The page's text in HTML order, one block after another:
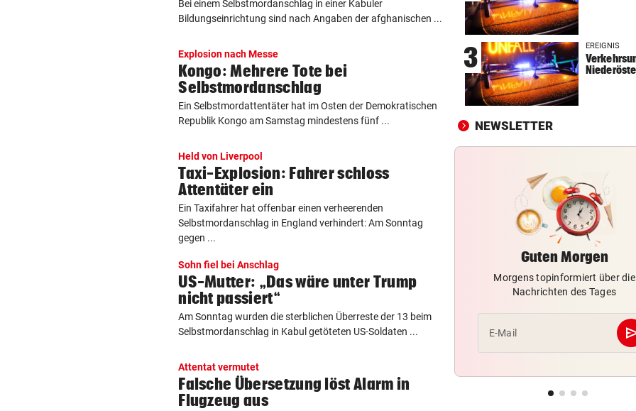
Bei einem Selbstmordanschlag in einer Kabuler
Bildungseinrichtung sind nach Angaben der afghanischen ...
Explosion nach Messe
Kongo: Mehrere Tote bei
Selbstmordanschlag
Ein Selbstmordattentäter hat im Osten der Demokratischen
Republik Kongo am Samstag mindestens fünf ...
Held von Liverpool
Taxi-Explosion: Fahrer schloss
Attentäter ein
Ein Taxifahrer hat offenbar einen verheerenden
Selbstmordanschlag in England verhindert: Am Sonntag
gegen ...
Sohn fiel bei Anschlag
US-Mutter: „Das wäre unter Trump
nicht passiert“
Am Sonntag wurden die sterblichen Überreste der 13 beim
Selbstmordanschlag in Kabul getöteten US-Soldaten ...
Attentat vermutet
Falsche Übersetzung löst Alarm in
Flugzeug aus
WAS FÜR EINE KLATSCHE!
TV-Star geht mit Kanzler
hart ins Gericht
ZAHLREICHE EINSÄTZE
Bach wurde in Pinzgauer Ort
WUNDER MUSS HER vor
Sturm Kraftakt!
3 EREIGNIS
NEWSLETTER
Guten Morgen
Morgens topinformiert über die
Nachrichten des Tages
E-Mail